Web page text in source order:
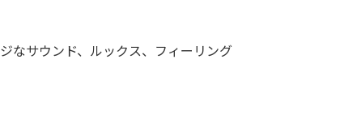
なサウンド、ルックス、フィーリング